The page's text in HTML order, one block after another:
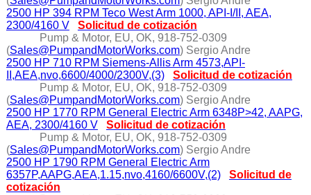
2500 HP 394 RPM Teco West Arm 1000, API-I/II, AEA,
2300/4160 V
Solicitud de cotización
Pump & Motor, EU, OK, 918-752-0309
(Sales@PumpandMotorWorks.com) Sergio Andre
2500 HP 710 RPM Siemens-Allis Arm 4573,API-
II,AEA,nvo,6600/4000/2300V,(3)
Solicitud de cotización
Pump & Motor, EU, OK, 918-752-0309
(Sales@PumpandMotorWorks.com) Sergio Andre
2500 HP 1770 RPM General Electric Arm 6348P>42, AAPG,
AEA, 2300/4160 V
Solicitud de cotización
Pump & Motor, EU, OK, 918-752-0309
(Sales@PumpandMotorWorks.com) Sergio Andre
2500 HP 1790 RPM General Electric Arm
6357P,AAPG,AEA,1.15,nvo,4160/6600V,(2)
Solicitud de
cotización